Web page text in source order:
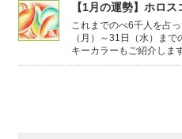
【1月の運勢】ホロ
これまでのべ6千人を占
（月）～31日（水）ま
キーカラーもご紹介します